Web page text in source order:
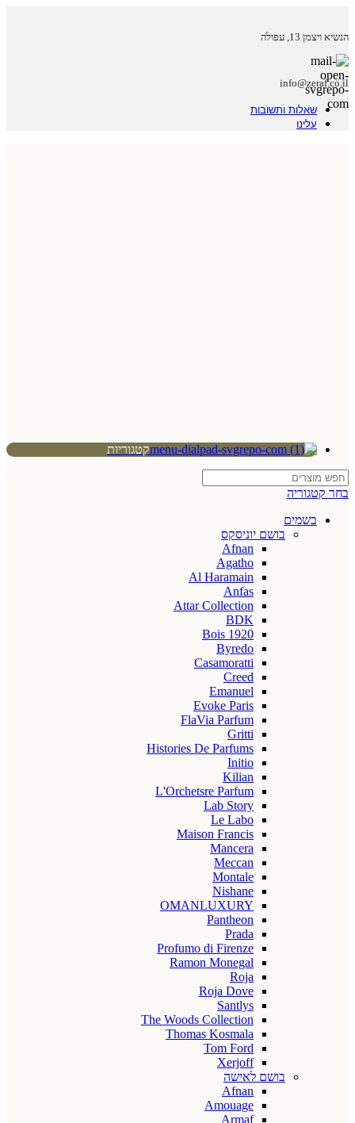
הנשיא ויצמן 13, עפולה
info@zeraf.co.il
שאלות ותשובות
עלינו
קטגוריות
בחר קטגוריה
בשמים
בושם יוניסקס
Afnan
Agatho
Al Haramain
Anfas
Attar Collection
BDK
Bois 1920
Byredo
Casamoratti
Creed
Emanuel
Evoke Paris
FlaVia Parfum
Gritti
Histories De Parfums
Initio
Kilian
L'Orchetsre Parfum
Lab Story
Le Labo
Maison Francis
Mancera
Meccan
Montale
Nishane
OMANLUXURY
Pantheon
Prada
Profumo di Firenze
Ramon Monegal
Roja
Roja Dove
Santlys
The Woods Collection
Thomas Kosmala
Tom Ford
Xerjoff
בושם לאישה
Afnan
Amouage
Armaf